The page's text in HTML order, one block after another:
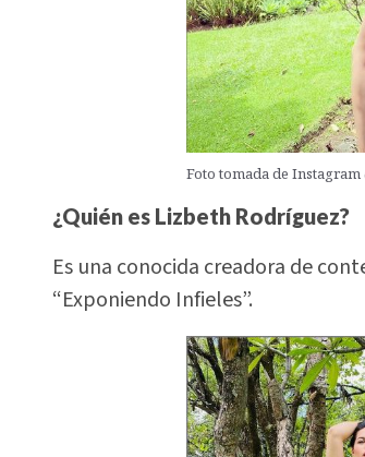
Foto tomada de
¿Quién es Lizbeth Rodríguez?
Es una conocida creadora de
“Exponiendo Infieles”.